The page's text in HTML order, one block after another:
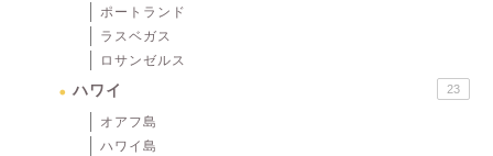
ポートランド
ラスベガス
ロサンゼルス
ハワイ 23
オアフ島
ハワイ島